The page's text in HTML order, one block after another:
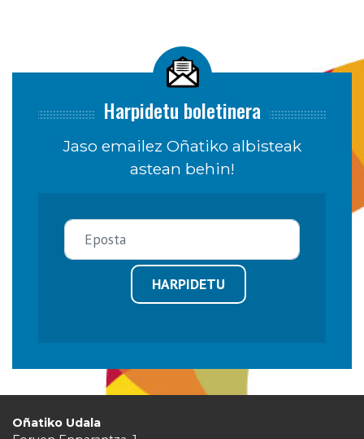
Harpidetu boletinera
Jaso emailez Oñatiko albisteak
astean behin!
HARPIDETU
Oñatiko Udala